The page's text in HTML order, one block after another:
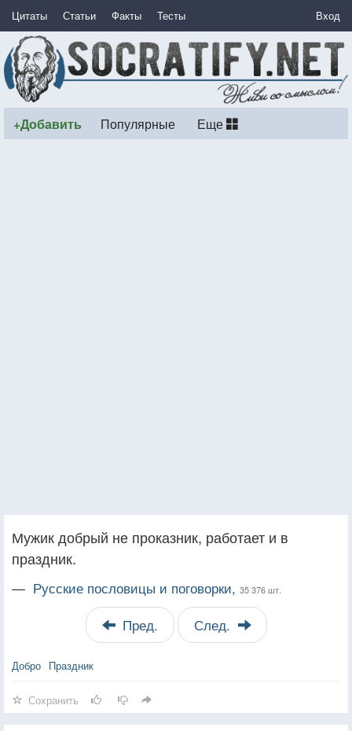
Цитаты Статьи Факты Тесты Вход
+Добавить Популярные Еще
Мужик добрый не проказник, работает и в
праздник.
— Русские пословицы и поговорки, 35 376 шт.
Пред. След.
Добро Праздник
Сохранить